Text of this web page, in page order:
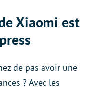
Xiaomi est
de pas avoir une
? Avec les